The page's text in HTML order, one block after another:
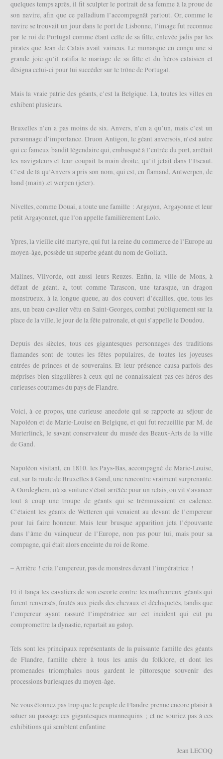
quelques temps après, il fit sculpter le portrait de sa femme à la proue de
son navire, afin que ce palladium l’accompagnât partout. Or, comme le
navire se trouvait un jour dans le port de Lisbonne, l’image fut reconnue
par le roi de Portugal comme étant celle de sa fille, enlevée jadis par les
pirates que Jean de Calais avait vaincus. Le monarque en conçu une si
grande joie qu’il ratifia le mariage de sa fille et du héros calaisien et
désigna celui-ci pour lui succéder sur le trône de Portugal.
Mais la vraie patrie des géants, c’est la Belgique. Là, toutes les villes en
exhibent plusieurs.
Bruxelles n’en a pas moins de six. Anvers, n’en a qu’un, mais c’est un
personnage d’importance. Druon Antigon, le géant anversois, n’est autre
qui ce fameux bandit légendaire qui, embusqué à l’entrée du port, arrêtait
les navigateurs et leur coupait la main droite, qu’il jetait dans l’Escaut.
C’est de là qu’Anvers a pris son nom, qui est, en flamand, Antwerpen, de
hand (main) .et werpen (jeter).
Nivelles, comme Douai, a toute une famille : Argayon, Argayonne et leur
petit Argayonnet, que l’on appelle familièrement Lolo.
Ypres, la vieille cité martyre, qui fut la reine du commerce de l’Europe au
moyen-âge, possède un superbe géant du nom de Goliath.
Malines, Vilvorde, ont aussi leurs Reuzes. Enfin, la ville de Mons, à
défaut de géant, a, tout comme Tarascon, une tarasque, un dragon
monstrueux, à la longue queue, au dos couvert d’écailles, que, tous les
ans, un beau cavalier vêtu en Saint-Georges, combat publiquement sur la
place de la ville, le jour de la fête patronale, et qui s’appelle le Doudou.
Depuis des siècles, tous ces gigantesques personnages des traditions
flamandes sont de toutes les fêtes populaires, de toutes les joyeuses
entrées de princes et de souverains. Et leur présence causa parfois des
méprises bien singulières à ceux qui ne connaissaient pas ces héros des
curieuses coutumes du pays de Flandre.
Voici, à ce propos, une curieuse anecdote qui se rapporte au séjour de
Napoléon et de Marie-Louise en Belgique, et qui fut recueillie par M. de
Mœterlinck, le savant conservateur du musée des Beaux-Arts de la ville
de Gand.
Napoléon visitant, en 1810. les Pays-Bas, accompagné de Marie-Louise,
eut, sur la route de Bruxelles à Gand, une rencontre vraiment surprenante.
A Oordeghem, où sa voiture s’était arrêtée pour un relais, on vit s’avancer
tout à coup une troupe de géants qui se trémoussaient en cadence.
C’étaient les géants de Wetteren qui venaient au devant de l’empereur
pour lui faire honneur. Mais leur brusque apparition jeta l’épouvante
dans l’âme du vainqueur de l’Europe, non pas pour lui, mais pour sa
compagne, qui était alors enceinte du roi de Rome.
– Arrière ! cria l’empereur, pas de monstres devant l’impératrice !
Et il lança les cavaliers de son escorte contre les malheureux géants qui
furent renversés, foulés aux pieds des chevaux et déchiquetés, tandis que
l’empereur ayant rassuré l’impératrice sur cet incident qui eût pu
compromettre la dynastie, repartait au galop.
Tels sont les principaux représentants de la puissante famille des géants
de Flandre, famille chère à tous les amis du folklore, et dont les
promenades triomphales nous gardent le pittoresque souvenir des
processions burlesques du moyen-âge.
Ne vous étonnez pas trop que le peuple de Flandre prenne encore plaisir à
saluer au passage ces gigantesques mannequins ; et ne souriez pas à ces
exhibitions qui semblent enfantine
Jean LECOQ